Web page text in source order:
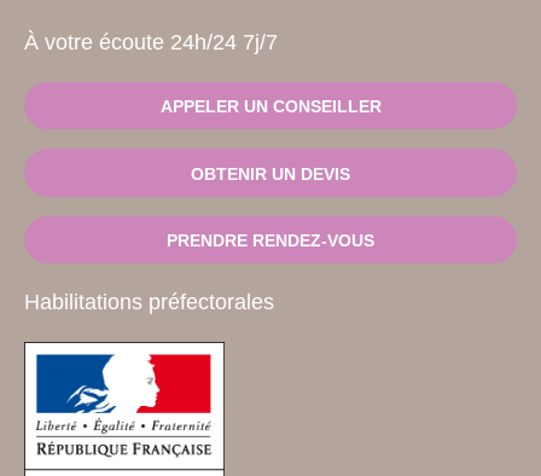
À votre écoute 24h/24 7j/7
APPELER UN CONSEILLER
OBTENIR UN DEVIS
PRENDRE RENDEZ-VOUS
Habilitations préfectorales